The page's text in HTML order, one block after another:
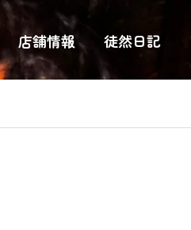
店舗情報 徒然日記